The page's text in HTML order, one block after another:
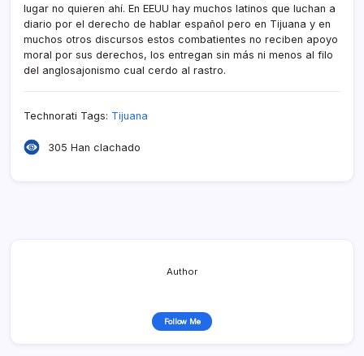
lugar no quieren ahí­. En EEUU hay muchos latinos que luchan a
diario por el derecho de hablar español pero en Tijuana y en
muchos otros discursos estos combatientes no reciben apoyo
moral por sus derechos, los entregan sin más ni menos al filo
del anglosajonismo cual cerdo al rastro.
Technorati Tags: Tijuana
305 Han clachado
Author
Follow Me